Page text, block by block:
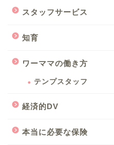
スタッフサービス
知育
ワーママの働き方
テンプスタッフ
経済的DV
本当に必要な保険